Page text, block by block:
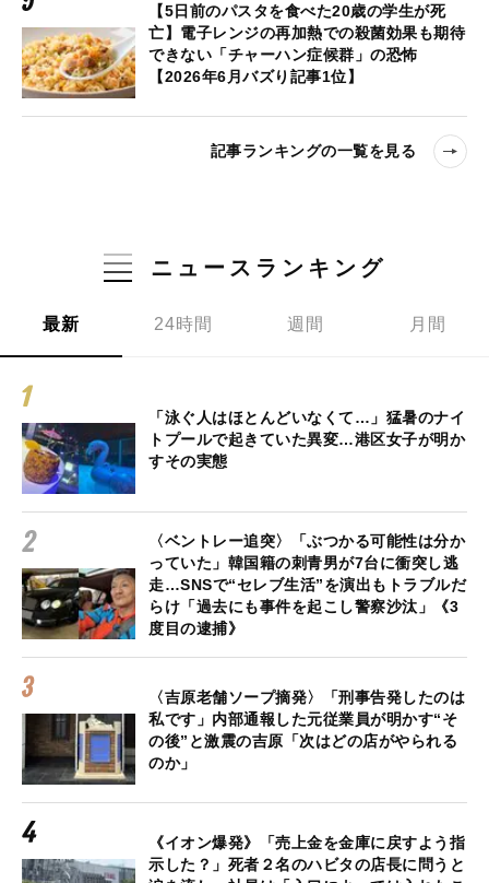
【5日前のパスタを食べた20歳の学生が死
亡】電子レンジの再加熱での殺菌効果も期待
できない「チャーハン症候群」の恐怖
【2026年6月バズり記事1位】
記事ランキングの一覧を見る
ニュースランキング
最新 24時間 週間 月間
「泳ぐ人はほとんどいなくて…」猛暑のナイ
トプールで起きていた異変…港区女子が明か
すその実態
〈ベントレー追突〉「ぶつかる可能性は分か
っていた」韓国籍の刺青男が7台に衝突し逃
走…SNSで“セレブ生活”を演出もトラブルだ
らけ「過去にも事件を起こし警察沙汰」《3
度目の逮捕》
〈吉原老舗ソープ摘発〉「刑事告発したのは
私です」内部通報した元従業員が明かす“そ
の後”と激震の吉原「次はどの店がやられる
のか」
《イオン爆発》「売上金を金庫に戻すよう指
示した？」死者２名のハビタの店長に問うと